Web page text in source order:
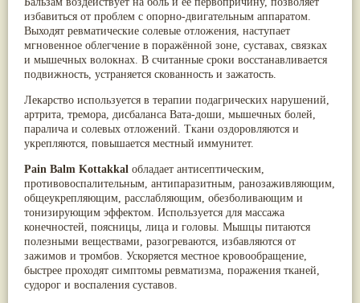
избавиться от проблем с опорно-двигательным аппаратом.
Выходят ревматические солевые отложения, наступает
мгновенное облегчение в поражённой зоне, суставах, связках
и мышечных волокнах. В считанные сроки восстанавливается
подвижность, устраняется скованность и зажатость.
Лекарство используется в терапии подагрических нарушений,
артрита, тремора, дисбаланса Вата-доши, мышечных болей,
паралича и солевых отложений. Ткани оздоровляются и
укрепляются, повышается местный иммунитет.
Pain Balm Kottakkal обладает антисептическим,
противовоспалительным, антипаразитным, ранозаживляющим,
общеукрепляющим, расслабляющим, обезболивающим и
тонизирующим эффектом. Используется для массажа
конечностей, поясницы, лица и головы. Мышцы питаются
полезными веществами, разогреваются, избавляются от
зажимов и тромбов. Ускоряется местное кровообращение,
быстрее проходят симптомы ревматизма, поражения тканей,
судорог и воспаления суставов.
Паслён черный
(13)
Коричник цейлонский
Сверция
Виноград (11)
Каменная соль(11)
Коровье молоко(11)
Мукуна жгучая(11)
Патала (11)
Перец чаба(11)
Соссюрея/кушта(11)
Турпет(11)
Алойное дерево(10)
Асафетида (10)
Пармелия (10)
Тмин обыкновенный(10)
Ашока (9)